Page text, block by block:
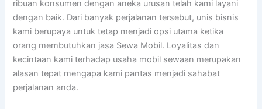
ribuan konsumen dengan aneka urusan telah kami layani
dengan baik. Dari banyak perjalanan tersebut, unis bisnis
kami berupaya untuk tetap menjadi opsi utama ketika
orang membutuhkan jasa Sewa Mobil. Loyalitas dan
kecintaan kami terhadap usaha mobil sewaan merupakan
alasan tepat mengapa kami pantas menjadi sahabat
perjalanan anda.